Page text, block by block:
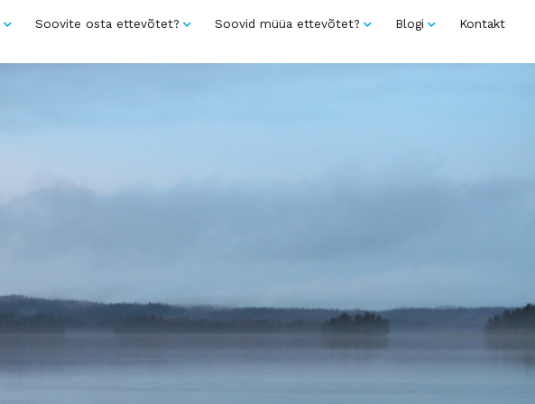
Soovite osta ettevõtet? Soovid müüa ettevõtet? Blogi Kontakt